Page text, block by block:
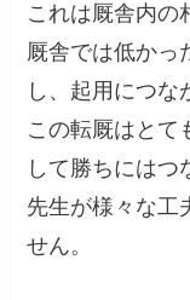
これは厩舎内の
厩舎では低かっ
し、起用につな
この転厩はとて
して勝ちにはつ
先生が様々な工
せん。